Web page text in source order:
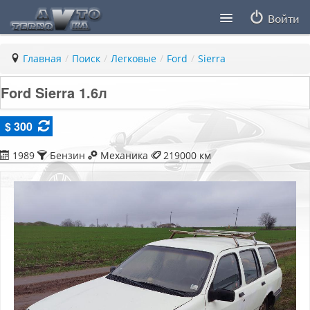
Войти
Статьи
ПДД ПМР
Главная / Поиск / Легковые / Ford / Sierra
Ford Sierra 1.6л
$ 300
1989 Бензин Механика 219000 км